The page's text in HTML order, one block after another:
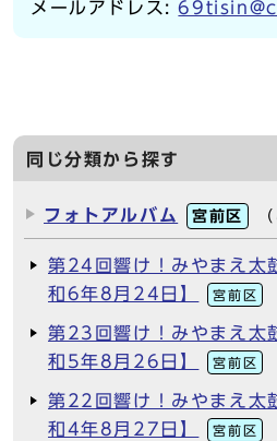
メールアドレス:
同じ分類から探す
フォトアルバム 宮前区
第24回響け！みやまえ太
和6年8月24日】
宮前区
第23回響け！みやまえ太
和5年8月26日】
宮前区
第22回響け！みやまえ太
和4年8月27日】
宮前区